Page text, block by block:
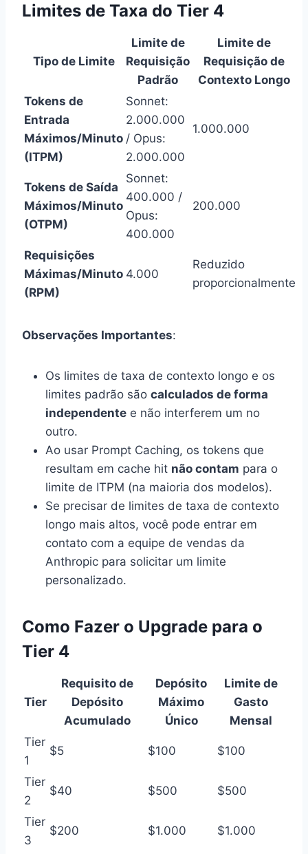
Limites de Taxa do Tier 4
Tipo de Limite
Limite de
Requisição
Padrão
Limite de
Requisição de
Contexto Longo
Tokens de
Entrada
Máximos/Minuto
(ITPM)
Sonnet:
2.000.000
/ Opus:
2.000.000
1.000.000
Tokens de Saída
Máximos/Minuto
(OTPM)
Sonnet:
400.000 /
Opus:
400.000
200.000
Requisições
Máximas/Minuto
(RPM)
4.000
Reduzido
proporcionalmente
Observações Importantes:
Os limites de taxa de contexto longo e os
limites padrão são calculados de forma
independente e não interferem um no
outro.
Ao usar Prompt Caching, os tokens que
resultam em cache hit não contam para o
limite de ITPM (na maioria dos modelos).
Se precisar de limites de taxa de contexto
longo mais altos, você pode entrar em
contato com a equipe de vendas da
Anthropic para solicitar um limite
personalizado.
Como Fazer o Upgrade para o
Tier 4
Tier
Requisito de
Depósito
Acumulado
Depósito
Máximo
Único
Limite de
Gasto
Mensal
Tier
1
$5 $100 $100
Tier
2
$40 $500 $500
Tier
3
$200 $1.000 $1.000